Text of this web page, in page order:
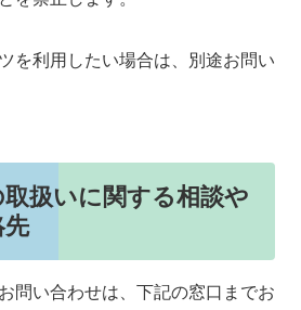
を利用したい場合は、別途お問い
扱いに関する相談や
問い合わせは、下記の窓口までお